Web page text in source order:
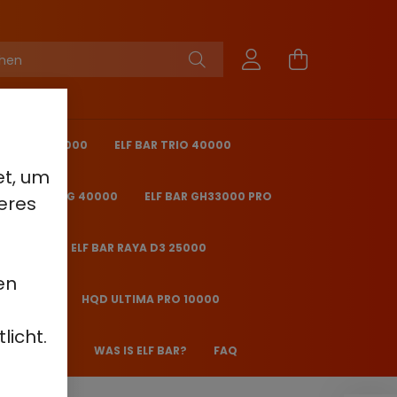
um
PRO 40000 ELF BAR TRIO 40000
BAR ICE KING 40000 ELF BAR GH33000 PRO
ELF BAR RAYA D3 25000
HQD ULTIMA PRO 10000
WAS IS ELF BAR? FAQ